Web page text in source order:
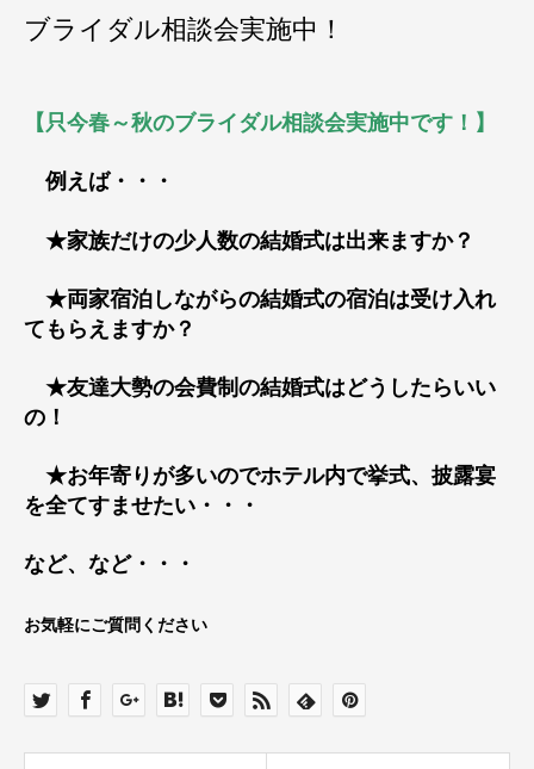
ブライダル相談会実施中！
【只今春～秋のブライダル相談会実施中です！】
例えば・・・
★家族だけの少人数の結婚式は出来ますか？
★両家宿泊しながらの結婚式の宿泊は受け入れ
てもらえますか？
★友達大勢の会費制の結婚式はどうしたらいい
の！
★お年寄りが多いのでホテル内で挙式、披露宴
を全てすませたい・・・
など、など・・・
お気軽にご質問ください